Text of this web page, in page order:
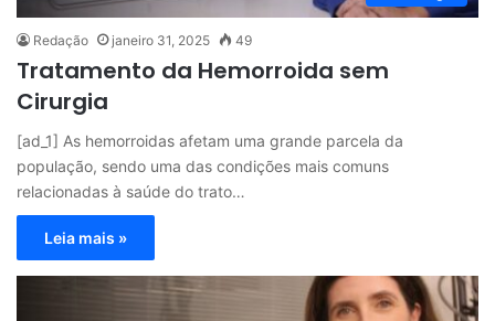
Redação janeiro 31, 2025 49
Tratamento da Hemorroida sem
Cirurgia
[ad_1] As hemorroidas afetam uma grande parcela da
população, sendo uma das condições mais comuns
relacionadas à saúde do trato…
Leia mais »